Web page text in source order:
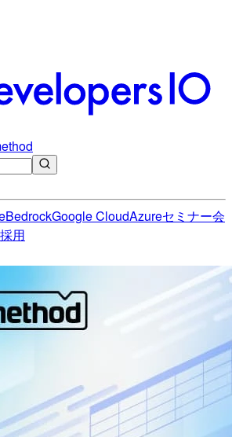
BedrockGoogle CloudAzureセミナー会
採用